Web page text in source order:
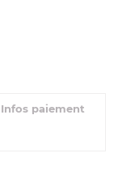
Infos paiement